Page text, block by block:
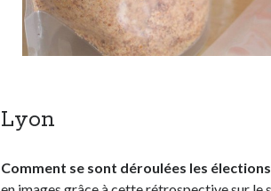
Lyon
Comment se sont déroulées les